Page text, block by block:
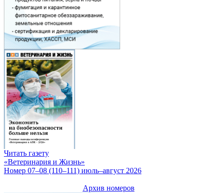
Читать газету
«Ветеринария и Жизнь»
Номер 07–08 (110–111) июль–август 2026
Архив номеров